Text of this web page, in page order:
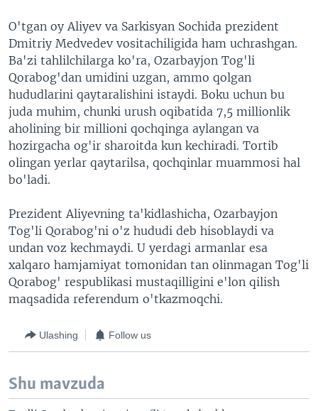
O'tgan oy Aliyev va Sarkisyan Sochida prezident
Dmitriy Medvedev vositachiligida ham uchrashgan.
Ba'zi tahlilchilarga ko'ra, Ozarbayjon Tog'li
Qorabog'dan umidini uzgan, ammo qolgan
hududlarini qaytaralishini istaydi. Boku uchun bu
juda muhim, chunki urush oqibatida 7,5 millionlik
aholining bir millioni qochqinga aylangan va
hozirgacha og'ir sharoitda kun kechiradi. Tortib
olingan yerlar qaytarilsa, qochqinlar muammosi hal
bo'ladi.
Prezident Aliyevning ta'kidlashicha, Ozarbayjon
Tog'li Qorabog'ni o'z hududi deb hisoblaydi va
undan voz kechmaydi. U yerdagi armanlar esa
xalqaro hamjamiyat tomonidan tan olinmagan Tog'li
Qorabog' respublikasi mustaqilligini e'lon qilish
maqsadida referendum o'tkazmoqchi.
Ulashing Follow us
Shu mavzuda